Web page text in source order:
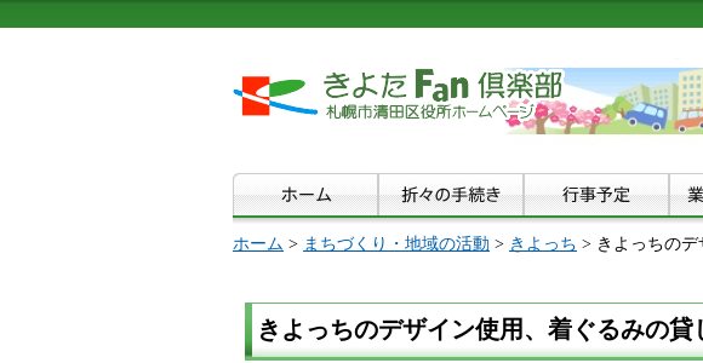
ホーム > まちづくり・地域の活動 > きよっち > きよっちの
きよっちのデザイン使用、着ぐるみの貸